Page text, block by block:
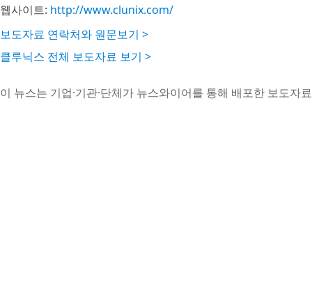
웹사이트: http://www.clunix.com/
보도자료 연락처와 원문보기 >
클루닉스 전체 보도자료 보기 >
이 뉴스는 기업·기관·단체가 뉴스와이어를 통해 배포한 보도자